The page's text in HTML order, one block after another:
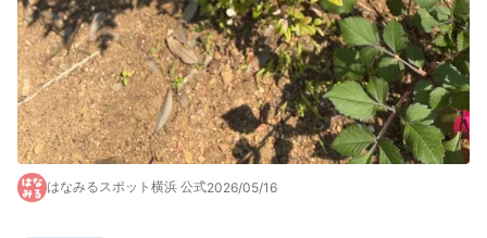
はなみるスポット横浜 公式2026/05/16